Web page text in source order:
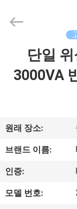
동
영
상
2026
Rights
Reserved.
단일
3000VA
원래 장소:
브랜드 이름:
인증:
모델 번호: